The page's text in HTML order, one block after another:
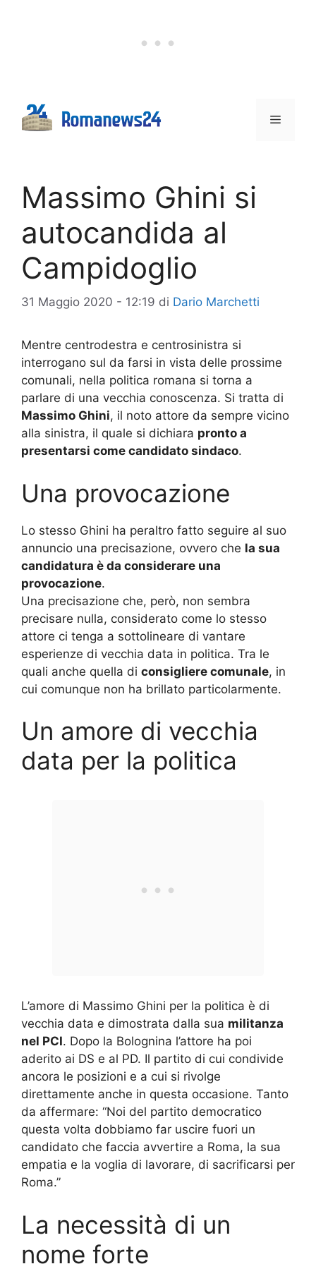
Menu
Massimo Ghini si
autocandida al
Campidoglio
31 Maggio 2020 - 12:19 di Dario Marchetti
Mentre centrodestra e centrosinistra si
interrogano sul da farsi in vista delle prossime
comunali, nella politica romana si torna a
parlare di una vecchia conoscenza. Si tratta di
Massimo Ghini, il noto attore da sempre vicino
alla sinistra, il quale si dichiara pronto a
presentarsi come candidato sindaco.
Una provocazione
Lo stesso Ghini ha peraltro fatto seguire al suo
annuncio una precisazione, ovvero che la sua
candidatura è da considerare una
provocazione.
Una precisazione che, però, non sembra
precisare nulla, considerato come lo stesso
attore ci tenga a sottolineare di vantare
esperienze di vecchia data in politica. Tra le
quali anche quella di consigliere comunale, in
cui comunque non ha brillato particolarmente.
Un amore di vecchia
data per la politica
L’amore di Massimo Ghini per la politica è di
vecchia data e dimostrata dalla sua militanza
nel PCI. Dopo la Bolognina l’attore ha poi
aderito ai DS e al PD. Il partito di cui condivide
ancora le posizioni e a cui si rivolge
direttamente anche in questa occasione. Tanto
da affermare: “Noi del partito democratico
questa volta dobbiamo far uscire fuori un
candidato che faccia avvertire a Roma, la sua
empatia e la voglia di lavorare, di sacrificarsi per
Roma.”
La necessità di un
nome forte